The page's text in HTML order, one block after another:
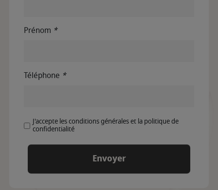
Prénom *
Téléphone *
J'accepte les conditions générales et la politique de
confidentialité